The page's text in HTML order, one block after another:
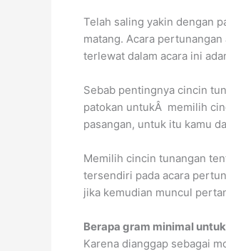
Telah saling yakin dengan
matang. Acara
terlewat dalam acara ini
Sebab pentingnya cincin
patokan untukÂ memilih
pasangan, untuk itu kamu
Memilih cincin tunangan
tersendiri pada acara
jika kemudian muncul
Berapa gram minimal
Karena dianggap sebagai